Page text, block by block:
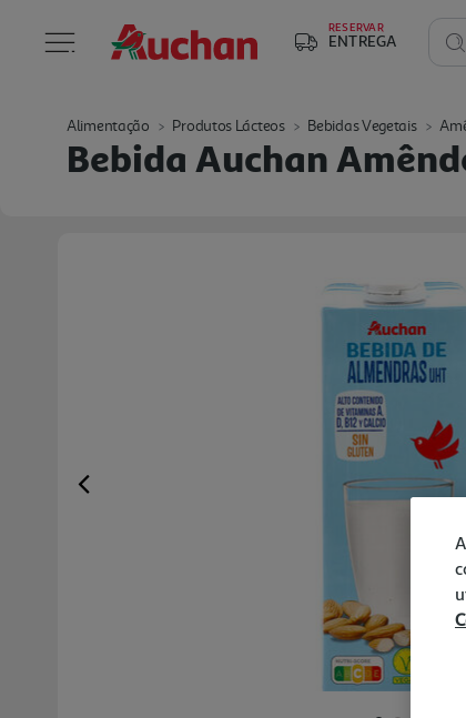
RESERVAR
ENTREGA
Alimentação Produtos Lácteos Bebidas Vegetais
Bebida Auchan
Previous